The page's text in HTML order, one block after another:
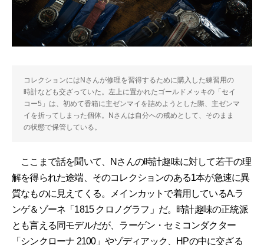
コレクションにはNさんが修理を習得するために購入した練習用の
時計なども交ざっていた。左上に置かれたゴールドメッキの「セイ
コー5」は、初めて香箱に主ゼンマイを詰めようとした際、主ゼンマ
イを折ってしまった個体。Nさんは自分への戒めとして、そのまま
の状態で保管している。
ここまで話を聞いて、Nさんの時計趣味に対して若干の理
解を得られた途端、そのコレクションのある1本が急速に異
質なものに見えてくる。メインカットで着用しているA.ラ
ンゲ＆ゾーネ「1815 クロノグラフ」だ。時計趣味の正統派
とも言える同モデルだが、ラーゲン・セミコンダクター
「シンクローナ 2100」やゾディアック、HPの中に交ざる